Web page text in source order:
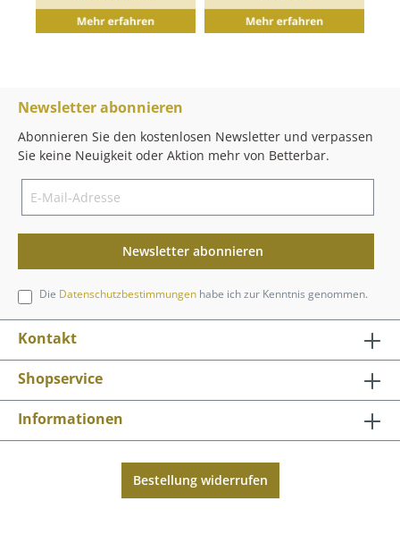
Newsletter abonnieren
Abonnieren Sie den kostenlosen Newsletter und verpassen
Sie keine Neuigkeit oder Aktion mehr von Betterbar.
Newsletter abonnieren
Die Datenschutzbestimmungen habe ich zur Kenntnis genommen.
Kontakt
Shopservice
Informationen
Bestellung widerrufen